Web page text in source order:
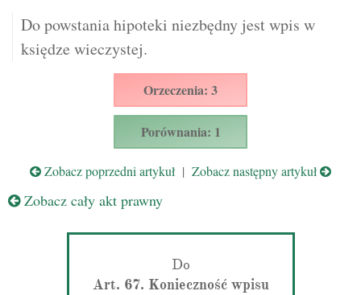
Do powstania hipoteki niezbędny jest wpis w
księdze wieczystej.
Orzeczenia: 3
Porównania: 1
Zobacz poprzedni artykuł | Zobacz następny artykuł
Zobacz cały akt prawny
Do
Art. 67. Konieczność wpisu